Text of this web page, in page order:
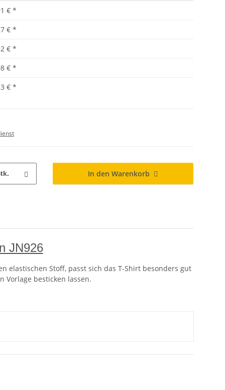
€ *
€ *
€ *
€ *
€ *
In den Warenkorb
JN926
elastischen Stoff, passt sich das T-Shirt besonders gut
Vorlage besticken lassen.